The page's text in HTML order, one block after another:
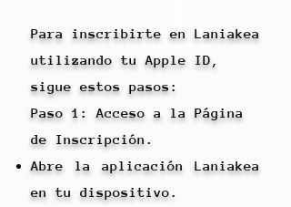
Para inscribirte en Laniakea
utilizando tu Apple ID,
sigue estos pasos:
Paso 1: Acceso a la Página
de Inscripción.
Abre la aplicación Laniakea
en tu dispositivo.